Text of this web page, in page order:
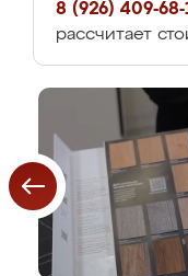
8 (926) 409-68-
рассчитает